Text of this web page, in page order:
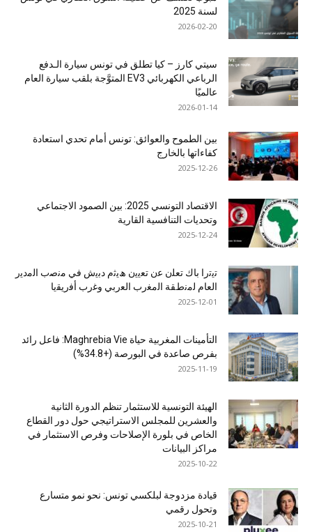
لسنة 2025
2026-02-20
سيتي كارز – كيا تطلق في تونس سيارة الـدفع
الرباعي الكهربائي EV3 المتوَّجة بلقب سيارة العام
عالميًا
2026-01-14
بين الطموح والعوائق: تونس أمام تحدي استعادة
كفاءاتها بالخارج
2025-12-26
الاقتصاد التونسي 2025: بين الصمود الاجتماعي
وتحديات التنافسية القارية
2025-12-24
ﺗﯾﺗرا ﺑﺎك ﺗﻌﻠن ﻋن ﺗﻌﯾﯾن ھﯾﺛم دﺑﯾش ﻓﻲ ﻣﻧﺻب اﻟﻣدﯾر
اﻟﻌﺎم ﻟﻣﻧطﻘﺔ اﻟﻣﻐرب اﻟﻌرﺑﻲ وﻏرب أﻓرﯾﻘﯾﺎ
2025-12-01
التأمينات المغربية حياة Maghrebia Vie: فاعل رائد
بفرص صاعدة في البورصة (+34.8%)
2025-11-19
الهيئة التونسية للاستثمار تنظم الدورة الثانية
والعشرين للمجلس الاستراتيجي حول دور القطاع
الخاص في بلورة الإصلاحات وفرص الاستثمار في
مراكز البيانات
2025-10-22
قيادة مزدوجة لبلكسي تونس: نحو نمو متسارع
وتحول رقمي
2025-10-21